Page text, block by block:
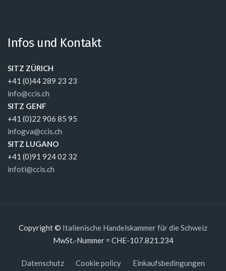
Infos und Kontakt
SITZ ZÜRICH
+41 (0)44 289 23 23
info@ccis.ch
SITZ GENF
+41 (0)22 906 85 95
infogva@ccis.ch
SITZ LUGANO
+41 (0)91 924 02 32
infoti@ccis.ch
Copyright © Italienische Handelskammer für die Schweiz
MwSt.-Nummer = CHE-107.821.234
Datenschutz Cookie policy Einkaufsbedingungen